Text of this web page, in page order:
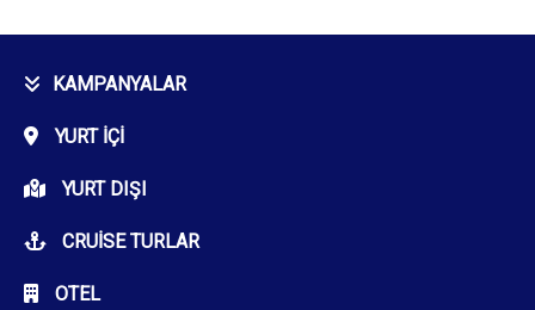
KAMPANYALAR
YURT İÇI
YURT DIŞI
CRUISE TURLAR
OTEL